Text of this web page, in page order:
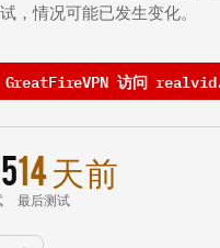
，情况可能已发生变化。
GreatFireVPN 访问
14 天前
最后测试